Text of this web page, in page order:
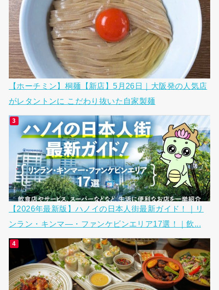
【ホーチミン】桐麺【新店】5月26日｜大阪発の人気店
がレタントンに こだわり抜いた自家製麺
【2026年最新版】ハノイの日本人街最新ガイド！｜リ
ンラン・キンマ―・ファンケビンエリア17選！｜飲...